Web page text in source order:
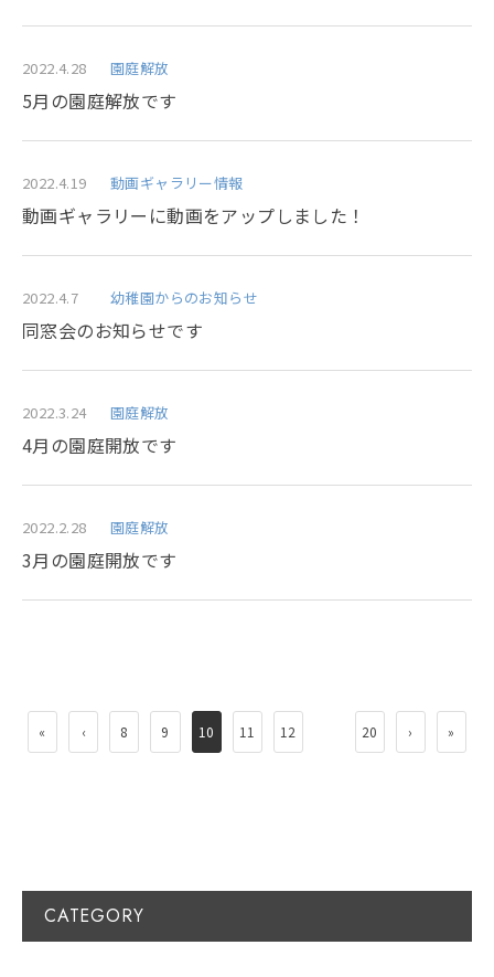
2022.4.28 園庭解放
5月の園庭解放です
2022.4.19 動画ギャラリー情報
動画ギャラリーに動画をアップしました！
2022.4.7 幼稚園からのお知らせ
同窓会のお知らせです
2022.3.24 園庭解放
4月の園庭開放です
2022.2.28 園庭解放
3月の園庭開放です
« ‹ 8 9 10 11 12 20 › »
CATEGORY